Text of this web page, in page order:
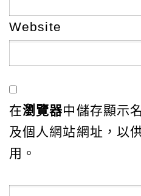
Website
在瀏覽器中儲存顯示
及個人網站網址，以
用。